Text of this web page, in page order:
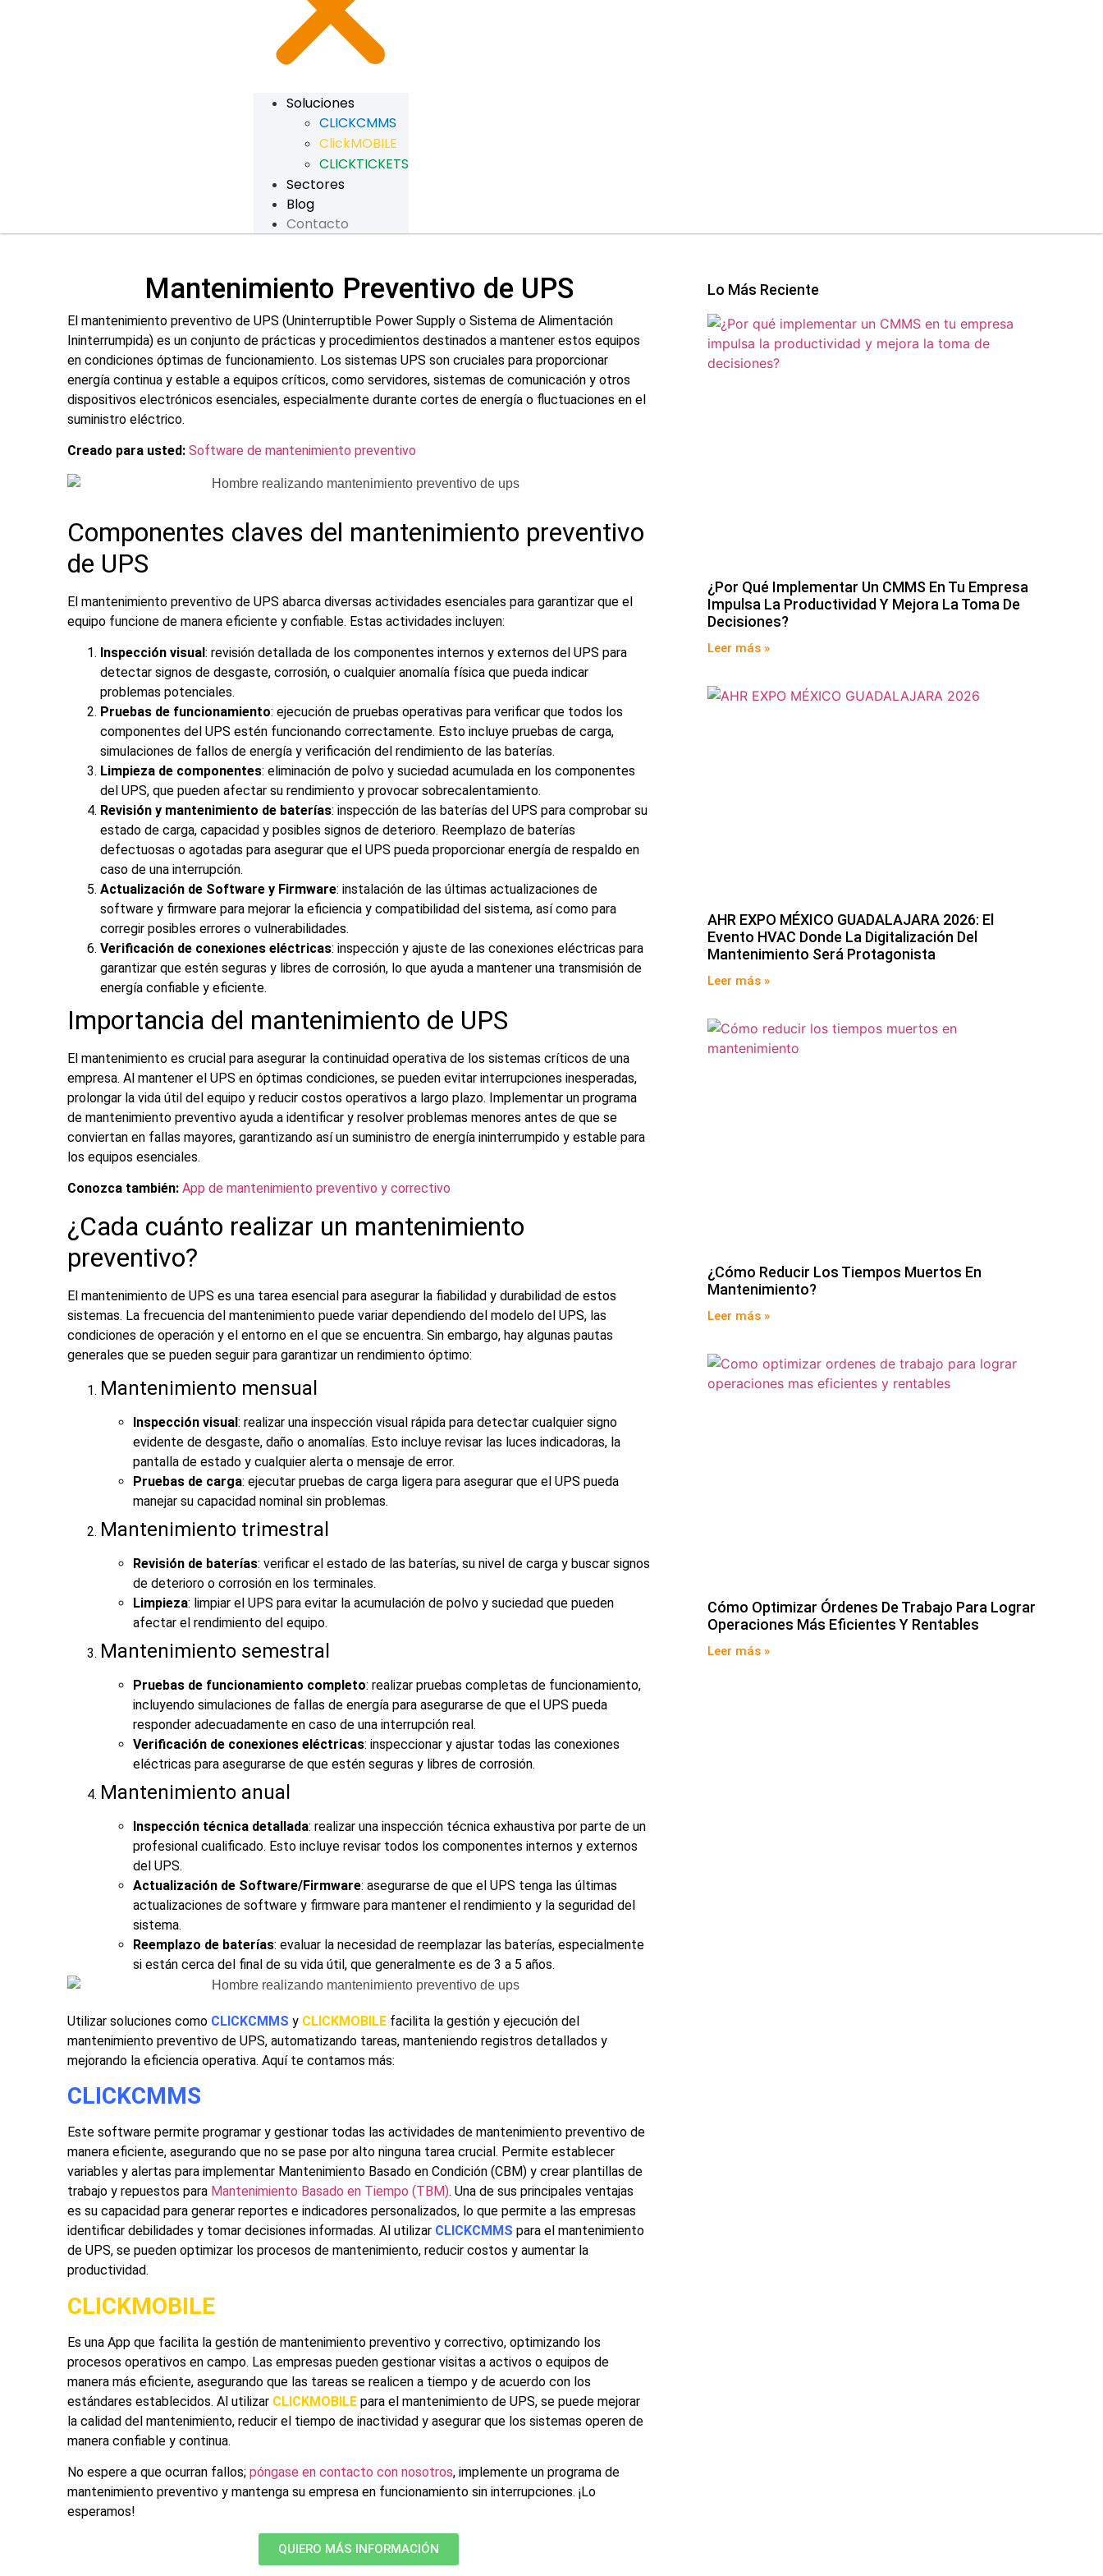
Soluciones
CLICKCMMS
ClickMOBILE
CLICKTICKETS
Sectores
Blog
Contacto
Mantenimiento Preventivo de UPS
El mantenimiento preventivo de UPS (Uninterruptible Power Supply o Sistema de Alimentación
Ininterrumpida) es un conjunto de prácticas y procedimientos destinados a mantener estos equipos
en condiciones óptimas de funcionamiento. Los sistemas UPS son cruciales para proporcionar
energía continua y estable a equipos críticos, como servidores, sistemas de comunicación y otros
dispositivos electrónicos esenciales, especialmente durante cortes de energía o fluctuaciones en el
suministro eléctrico.
Creado para usted: Software de mantenimiento preventivo
Componentes claves del mantenimiento preventivo
de UPS
El mantenimiento preventivo de UPS abarca diversas actividades esenciales para garantizar que el
equipo funcione de manera eficiente y confiable. Estas actividades incluyen:
Inspección visual: revisión detallada de los componentes internos y externos del UPS para
detectar signos de desgaste, corrosión, o cualquier anomalía física que pueda indicar
problemas potenciales.
Pruebas de funcionamiento: ejecución de pruebas operativas para verificar que todos los
componentes del UPS estén funcionando correctamente. Esto incluye pruebas de carga,
simulaciones de fallos de energía y verificación del rendimiento de las baterías.
Limpieza de componentes: eliminación de polvo y suciedad acumulada en los componentes
del UPS, que pueden afectar su rendimiento y provocar sobrecalentamiento.
Revisión y mantenimiento de baterías: inspección de las baterías del UPS para comprobar su
estado de carga, capacidad y posibles signos de deterioro. Reemplazo de baterías
defectuosas o agotadas para asegurar que el UPS pueda proporcionar energía de respaldo en
caso de una interrupción.
Actualización de Software y Firmware: instalación de las últimas actualizaciones de
software y firmware para mejorar la eficiencia y compatibilidad del sistema, así como para
corregir posibles errores o vulnerabilidades.
Verificación de conexiones eléctricas: inspección y ajuste de las conexiones eléctricas para
garantizar que estén seguras y libres de corrosión, lo que ayuda a mantener una transmisión de
energía confiable y eficiente.
Importancia del mantenimiento de UPS
El mantenimiento es crucial para asegurar la continuidad operativa de los sistemas críticos de una
empresa. Al mantener el UPS en óptimas condiciones, se pueden evitar interrupciones inesperadas,
prolongar la vida útil del equipo y reducir costos operativos a largo plazo. Implementar un programa
de mantenimiento preventivo ayuda a identificar y resolver problemas menores antes de que se
conviertan en fallas mayores, garantizando así un suministro de energía ininterrumpido y estable para
los equipos esenciales.
Conozca también: App de mantenimiento preventivo y correctivo
¿Cada cuánto realizar un mantenimiento
preventivo?
El mantenimiento de UPS es una tarea esencial para asegurar la fiabilidad y durabilidad de estos
sistemas. La frecuencia del mantenimiento puede variar dependiendo del modelo del UPS, las
condiciones de operación y el entorno en el que se encuentra. Sin embargo, hay algunas pautas
generales que se pueden seguir para garantizar un rendimiento óptimo:
Mantenimiento mensual
Inspección visual: realizar una inspección visual rápida para detectar cualquier signo
evidente de desgaste, daño o anomalías. Esto incluye revisar las luces indicadoras, la
pantalla de estado y cualquier alerta o mensaje de error.
Pruebas de carga: ejecutar pruebas de carga ligera para asegurar que el UPS pueda
manejar su capacidad nominal sin problemas.
Mantenimiento trimestral
Revisión de baterías: verificar el estado de las baterías, su nivel de carga y buscar signos
de deterioro o corrosión en los terminales.
Limpieza: limpiar el UPS para evitar la acumulación de polvo y suciedad que pueden
afectar el rendimiento del equipo.
Mantenimiento semestral
Pruebas de funcionamiento completo: realizar pruebas completas de funcionamiento,
incluyendo simulaciones de fallas de energía para asegurarse de que el UPS pueda
responder adecuadamente en caso de una interrupción real.
Verificación de conexiones eléctricas: inspeccionar y ajustar todas las conexiones
eléctricas para asegurarse de que estén seguras y libres de corrosión.
Mantenimiento anual
Inspección técnica detallada: realizar una inspección técnica exhaustiva por parte de un
profesional cualificado. Esto incluye revisar todos los componentes internos y externos
del UPS.
Actualización de Software/Firmware: asegurarse de que el UPS tenga las últimas
actualizaciones de software y firmware para mantener el rendimiento y la seguridad del
sistema.
Reemplazo de baterías: evaluar la necesidad de reemplazar las baterías, especialmente
si están cerca del final de su vida útil, que generalmente es de 3 a 5 años.
Utilizar soluciones como CLICKCMMS y CLICKMOBILE facilita la gestión y ejecución del
mantenimiento preventivo de UPS, automatizando tareas, manteniendo registros detallados y
mejorando la eficiencia operativa. Aquí te contamos más:
CLICKCMMS
Este software permite programar y gestionar todas las actividades de mantenimiento preventivo de
manera eficiente, asegurando que no se pase por alto ninguna tarea crucial. Permite establecer
variables y alertas para implementar Mantenimiento Basado en Condición (CBM) y crear plantillas de
trabajo y repuestos para Mantenimiento Basado en Tiempo (TBM). Una de sus principales ventajas
es su capacidad para generar reportes e indicadores personalizados, lo que permite a las empresas
identificar debilidades y tomar decisiones informadas. Al utilizar CLICKCMMS para el mantenimiento
de UPS, se pueden optimizar los procesos de mantenimiento, reducir costos y aumentar la
productividad.
CLICKMOBILE
Es una App que facilita la gestión de mantenimiento preventivo y correctivo, optimizando los
procesos operativos en campo. Las empresas pueden gestionar visitas a activos o equipos de
manera más eficiente, asegurando que las tareas se realicen a tiempo y de acuerdo con los
estándares establecidos. Al utilizar CLICKMOBILE para el mantenimiento de UPS, se puede mejorar
la calidad del mantenimiento, reducir el tiempo de inactividad y asegurar que los sistemas operen de
manera confiable y continua.
No espere a que ocurran fallos; póngase en contacto con nosotros, implemente un programa de
mantenimiento preventivo y mantenga su empresa en funcionamiento sin interrupciones. ¡Lo
esperamos!
QUIERO MÁS INFORMACIÓN
Lo Más Reciente
¿Por Qué Implementar Un CMMS En Tu Empresa
Impulsa La Productividad Y Mejora La Toma De
Decisiones?
Leer más »
AHR EXPO MÉXICO GUADALAJARA 2026: El
Evento HVAC Donde La Digitalización Del
Mantenimiento Será Protagonista
Leer más »
¿Cómo Reducir Los Tiempos Muertos En
Mantenimiento?
Leer más »
Cómo Optimizar Órdenes De Trabajo Para Lograr
Operaciones Más Eficientes Y Rentables
Leer más »